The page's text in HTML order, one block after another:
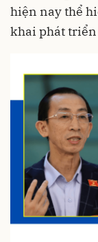
hiện nay thể
khai phát triển